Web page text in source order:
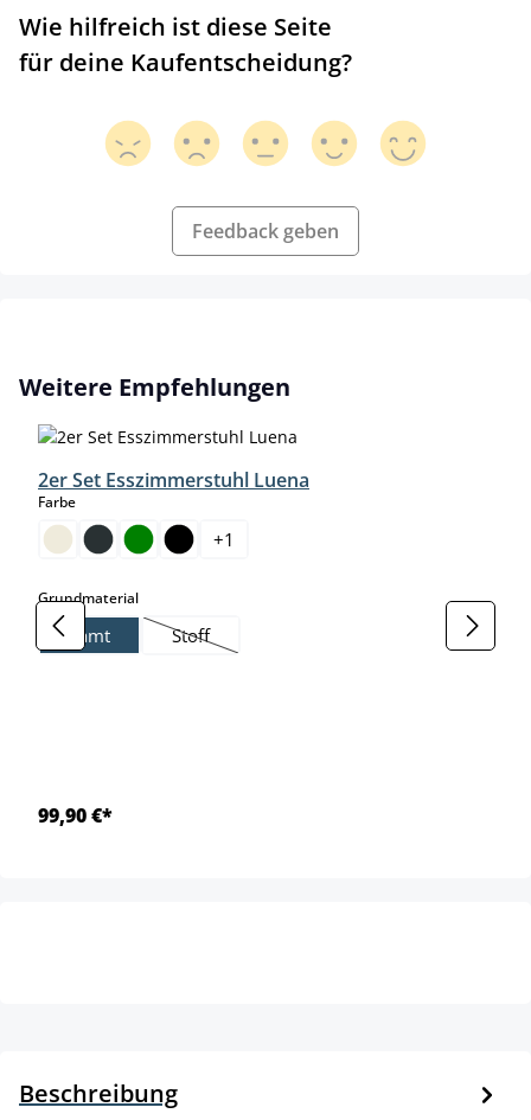
Wie hilfreich ist diese Seite
für deine Kaufentscheidung?
Feedback geben
Produktgalerie überspringen
Weitere Empfehlungen
2er Set Esszimmerstuhl Luena
Farbeauswählen
+1
Grundmaterialauswählen
Samt Stoff
(Diese Option ist zurzeit nicht verfügbar.)
99,90 €*
Beschreibung